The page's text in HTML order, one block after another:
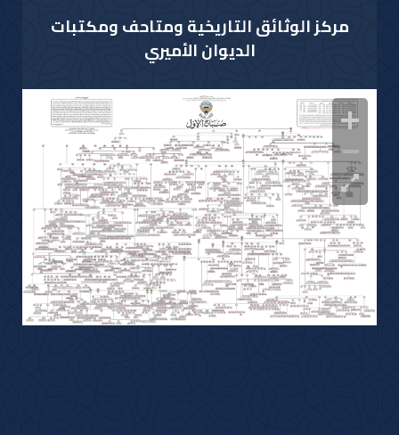
مركز الوثائق التاريخية ومتاحف ومكتبات
الديوان الأميري